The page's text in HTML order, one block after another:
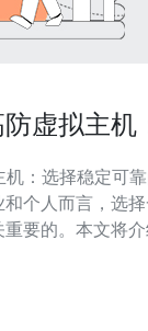
虚拟主机
：选择稳定可
个人而言，选
要的。本文将
Server）是将一台